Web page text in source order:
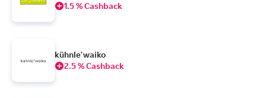
1.5 % Cashback
kühnle'waiko
2.5 % Cashback